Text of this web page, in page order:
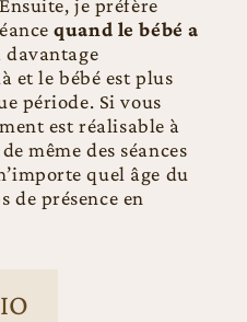
je préfère
quand le bébé a
davantage
et le bébé est plus
période. Si vous
est réalisable à
même des séances
quel âge du
de présence en